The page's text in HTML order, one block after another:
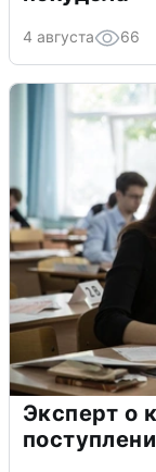
4 августа 66
Эксперт о